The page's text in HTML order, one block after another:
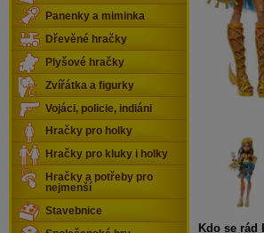
Kdo se
Panenky a miminka
Dřevěné hračky
Plyšové hračky
Zvířátka a figurky
Vojáci, policie, indiáni
Hračky pro holky
Hračky pro kluky i holky
Hračky a potřeby pro
nejmenší
Stavebnice